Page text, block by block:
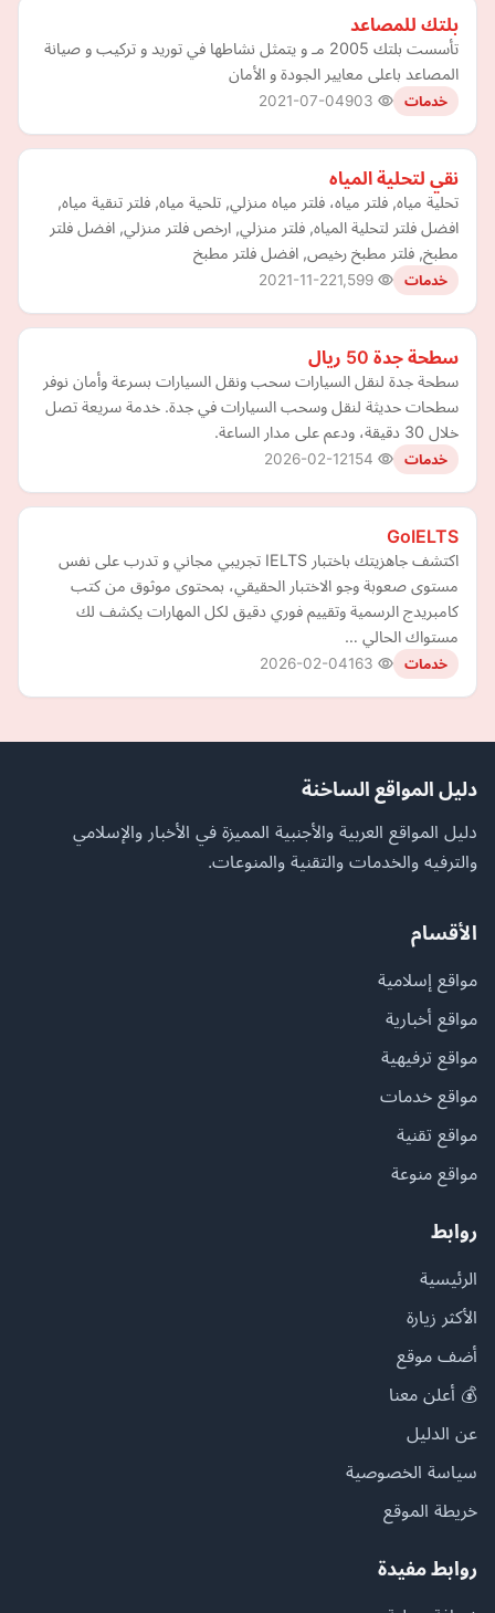
بلتك للمصاعد
تأسست بلتك 2005 مـ و يتمثل نشاطها في توريد و تركيب و صيانة
المصاعد باعلى معايير الجودة و الأمان
خدمات 2021-07-04
نقي لتحلية المياه
تحلية مياه, فلتر مياه، فلتر مياه منزلي, تلحية مياه, فلتر تنقية مياه,
افضل فلتر لتحلية المياه, فلتر منزلي, ارخص فلتر منزلي, افضل فلتر
مطبخ, فلتر مطبخ رخيص, افضل فلتر مطبخ
خدمات 2021-11-22
سطحة جدة 50 ريال
سطحة جدة لنقل السيارات سحب ونقل السيارات بسرعة وأمان نوفر
سطحات حديثة لنقل وسحب السيارات في جدة. خدمة سريعة تصل
خلال 30 دقيقة، ودعم على مدار الساعة.
خدمات 2026-02-12
GoIELTS
اكتشف جاهزيتك باختبار IELTS تجريبي مجاني و تدرب على نفس
مستوى صعوبة وجو الاختبار الحقيقي، بمحتوى موثوق من كتب
كامبريدج الرسمية وتقييم فوري دقيق لكل المهارات يكشف لك
مستواك الحالي …
خدمات 2026-02-04
دليل المواقع الساخنة
دليل المواقع العربية والأجنبية المميزة في الأخبار والإسلامي
والترفيه والخدمات والتقنية والمنوعات.
الأقسام
مواقع إسلامية
مواقع أخبارية
مواقع ترفيهية
مواقع خدمات
مواقع تقنية
مواقع منوعة
روابط
الرئيسية
الأكثر زيارة
أضف موقع
💰 أعلن معنا
عن الدليل
سياسة الخصوصية
خريطة الموقع
روابط مفيدة